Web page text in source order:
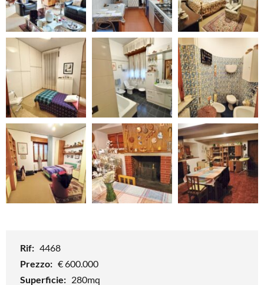
Rif: 4468
Prezzo: € 600.000
Superficie: 280mq